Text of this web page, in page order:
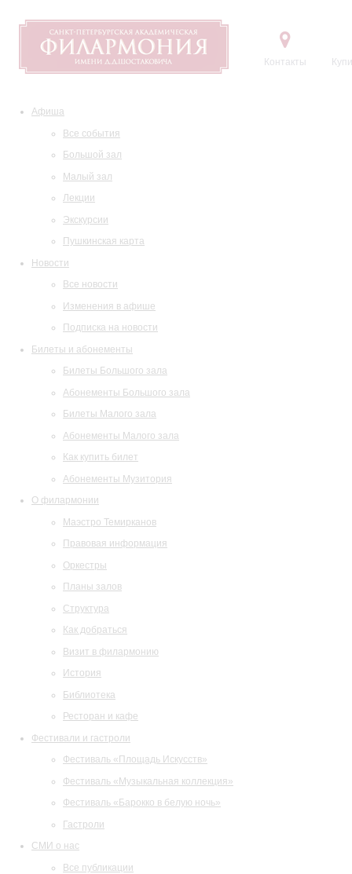
Контакты
Афиша
Все события
Большой зал
Малый зал
Лекции
Экскурсии
Пушкинская карта
Новости
Все новости
Изменения в афише
Подписка на новости
Билеты и абонементы
Билеты Большого зала
Абонементы Большого зала
Билеты Малого зала
Абонементы Малого зала
Как купить билет
Абонементы Музитория
О филармонии
Маэстро Темирканов
Правовая информация
Оркестры
Планы залов
Структура
Как добраться
Визит в филармонию
История
Библиотека
Ресторан и кафе
Фестивали и гастроли
Фестиваль «Площадь Искусств»
Фестиваль «Музыкальная коллекция»
Фестиваль «Барокко в белую ночь»
Гастроли
СМИ о нас
Все публикации